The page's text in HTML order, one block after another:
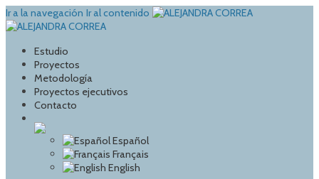
Ir a la navegación Ir al contenido
Estudio
Proyectos
Metodología
Proyectos ejecutivos
Contacto
Español
Français
English